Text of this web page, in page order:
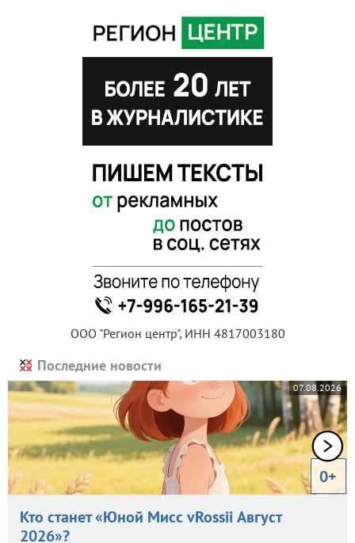
ООО "Регион центр", ИНН 4817003180
Последние новости
07.08.2026
0+
Кто станет «Юной Мисс vRossii Август
2026»?